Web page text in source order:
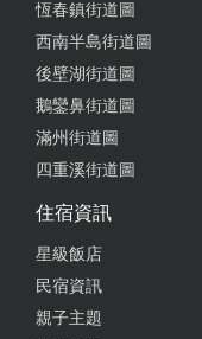
恆春鎮街道圖
西南半島街道圖
後壁湖街道圖
鵝鑾鼻街道圖
滿州街道圖
四重溪街道圖
住宿資訊
星級飯店
民宿資訊
親子主題